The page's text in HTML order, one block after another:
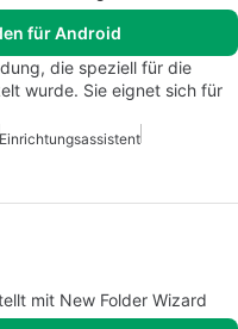
für Android
die speziell für die
wurde. Sie eignet sich für
Einrichtungsassistent
mit New Folder Wizard